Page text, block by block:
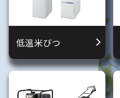
低温米びつ